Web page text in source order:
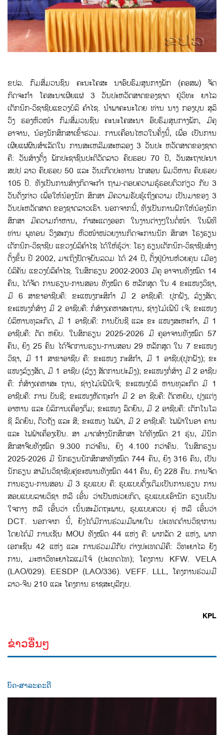
ຂປລ. ກົມສື່ມວນຊົນ ຄະນະໂຄສະ ນາອົບຮົມສູນກາງພັກ (ຄອສພ) ຈັດ
ກິດຈະກຳ ໂຄສະນາເຜີຍແຜ່ 3 ວັນປະຫວັດສາດຂອງຊາດ ຢູ່ວິທະ ຍາໄລ
ເຕັກນິກ-ວິຊາຊີບແຂວງບໍລິ ຄຳໄຊ. ນຳພາຄະນະໂດຍ ທ່ານ ນາງ ກອງບຸນ ສຸລິ
ວົງ ຮອງຫົວໜ້າ ກົມສື່ມວນຊົນ ຄະນະໂຄສະນາ ອົບຮົມສູນກາງພັກ, ມີຄູ
ອາຈານ, ນ້ອງນັກສຶກສາເຂົ້າຮ່ວມ. ການເຄື່ອນໄຫວໃນຄັ້ງນີ້, ເພື່ອ ເປັນການ
ເຜີຍແຜ່ຜົນສຳເລັດໃນ ການສະເຫລີມສະຫລອງ 3 ວັນປະ ຫວັດສາດຂອງຊາດ
ຄື: ວັນສ້າງຕັ້ງ ພັກປະຊາຊົນປະຕິວັດລາວ ຄົບຮອບ 70 ປີ, ວັນສະຖາປະນາ
ສປປ ລາວ ຄົບຮອບ 50 ແລະ ວັນເກີດປະທານ ໄກສອນ ພົມວິຫານ ຄົບຮອບ
105 ປີ. ທັງເປັນການສ້າງກິດຈະກຳ ຖາມ-ຕອບຄວາມຮູ້ຮອບຕົວກ່ຽວ ກັບ 3
ວັນດັ່ງກ່າວ ເພື່ອໃຫ້ນ້ອງນັກ ສຶກສາ ມີຄວາມຮັບຮູ້ເຖິງຄວາມ ເປັນມາຂອງ 3
ວັນປະຫວັດສາດ ຂອງຊາດລາວເຮົາ. ນອກຈາກນີ້, ທັງເປັນການຝຶກໃຫ້ນ້ອງນັກ
ສຶກສາ ມີຄວາມກ້າຫານ, ກ້າສະແດງອອກ ໃນງານຕ່າງໆໃນຕໍ່ໜ້າ. ໃນພິທີ
ທ່ານ ພູທອນ ວົງສະກຸນ ຫົວໜ້າໜ່ວຍງານກິດຈະການນັກ ສຶກສາ ໂຮງຮຽນ
ເຕັກນິກ-ວິຊາຊີບ ແຂວງບໍລິຄຳໄຊ ໄດ້ໃຫ້ຮູ້ວ່າ: ໂຮງ ຮຽນເຕັກນິກ-ວິຊາຊີບສ້າງ
ຕັ້ງຂຶ້ນ ປີ 2002, ມາເຖິງປັດຈຸບັນລວມ ໄດ້ 24 ປີ, ຕັ້ງຢູ່ບ້ານຫ້ວຍຄຸນ ເມືອງ
ບໍລິຄັນ ແຂວງບໍລິຄຳໄຊ. ໃນສົກຮຽນ 2002-2003 ມີຄູ ອາຈານທັງໝົດ 14
ຄົນ, ໄດ້ຈັດ ການຮຽນ-ການສອນ ທັງໝົດ 6 ຫລັກສູດ ໃນ 4 ຂະແໜງວິຊາ,
ມີ 6 ສາຂາອາຊີບຄື: ຂະແໜງກະສິກຳ ມີ 2 ອາຊີບຄື: ປູກຝັງ, ລ້ຽງສັດ;
ຂະແໜງກໍ່ສ້າງ ມີ 2 ອາຊີບຄື: ກໍ່ສ້າງເຄຫາສະຖານ, ຊ່າງໄມ້ເຟີນີ ເຈີ; ຂະແໜງ
ບໍລິຫານທຸລະກິດ, ມີ 1 ອາຊີບຄື: ການບັນຊີ ແລະ ຂະ ແໜງສະຫະກຳ, ມີ 1
ອາຊີບຄື: ຕັດ ຫຍິບ. ໃນສົກຮຽນ 2025-2026 ມີ ຄູອາຈານທັງໝົດ 57
ຄົນ, ຍິງ 25 ຄົນ ໄດ້ຈັດການຮຽນ-ການສອນ 29 ຫລັກສູດ ໃນ 7 ຂະແໜງ
ວິຊາ, ມີ 11 ສາຂາອາຊີບ ຄື: ຂະແໜງ ກະສິກຳ, ມີ 1 ອາຊີບ(ປູກຝັງ); ຂະ
ແໜງລ້ຽງສັດ, ມີ 1 ອາຊີບ (ລ້ຽງ ສັດການປະມົງ); ຂະແໜງກໍ່ສ້າງ ມີ 2 ອາຊີບ
ຄື: ກໍ່ສ້າງເຄຫາສະ ຖານ, ຊ່າງໄມ້ເຟີນີເຈີ; ຂະແໜງບໍລິ ຫານທຸລະກິດ ມີ 1
ອາຊີບຄື: ການ ບັນຊີ; ຂະແໜງຫັດຖະກຳ ມີ 2 ອາ ຊີບຄື: ຕັດຫຍິບ, ປຸງແຕ່ງ
ອາຫານ ແລະ ບໍລິການເຄື່ອງດື່ມ; ຂະແໜງ ລົດຍົນ, ມີ 2 ອາຊີບຄື: ເຕັກໂນໂລ
ຊີ ລົດຍົນ, ຕົວຖັງ ແລະ ສີ; ຂະແໜງ ໄຟຟ້າ, ມີ 2 ອາຊີບຄື: ໄຟຟ້າໃນອາ ຄານ
ແລະ ໄຟຟ້າເຄື່ອງເຢັນ. ສາ ມາດສ້າງນັກສຶກສາ ໄດ້ທັງໝົດ 21 ຮຸ່ນ, ມີນັກ
ສຶກສາຈົບທັງໝົດ 9.300 ກວ່າຄົນ, ຍິງ 4.100 ກວ່າຄົນ. ໃນສົກຮຽນ
2025-2026 ມີ ນັກຮຽນນັກສຶກສາທັງໝົດ 744 ຄົນ, ຍິງ 316 ຄົນ, ເປັນ
ນັກຮຽນ ສາມັນວິຊາຊີບຄູ່ຂະໜານທັງໝົດ 441 ຄົນ, ຍິງ 228 ຄົນ. ການຈັດ
ການຮຽນ-ການສອນ ມີ 3 ຮູບແບບ ຄື: ຮູບແບບດັ້ງເດີມເປັນການຮຽນ ການ
ສອບແບບລາຍວິຊາ ຫລື ເອີ້ນ ວ່າເປັນໜ່ວຍກິດ, ຮູບແບບເອົານັກ ຮຽນເປັນ
ໃຈກາງ ຫລື ເອີ້ນວ່າ ເນັ້ນສະມັດຖະພາບ, ຮູບແບບຄວບ ຄູ່ ຫລື ເອີ້ນວ່າ
DCT. ນອກຈາກ ນີ້, ຍັງໄດ້ມີການຮ່ວມມືພາຍໃນ ປະເທດດ້ານວິຊາການ
ໂດຍໄດ້ມີ ການເຊັນ MOU ທັງໝົດ 44 ແຫ່ງ ຄື: ພາກລັດ 2 ແຫ່ງ, ພາກ
ເອກະຊົນ 42 ແຫ່ງ ແລະ ການຮ່ວມມືກັບ ຕ່າງປະເທດມີຄື: ວິທະຍາໄລ ຍັງ
ການ, ມະຫາວິທະຍາໄລແມ່ໂຈ້ (ປະເທດໄທ); ໂຄງການ KFW. VELA
(LAO/029). EESDP (LAO/336). VEFF. LLL, ໂຄງການຮ່ວມມື
ລາວ-ຈີນ 210 ແລະ ໂຄງການ ຣາຊສະບຸລີກູບ.
KPL
ຂ່າວອື່ນໆ
ບົດ-ສາລະຄະດີ